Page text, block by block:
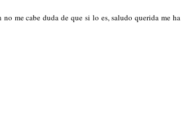
me cabe duda de que si lo es, saludo querida me ha